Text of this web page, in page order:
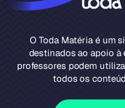
O Toda Matéria é um
destinados ao apoio à
professores podem
todos os